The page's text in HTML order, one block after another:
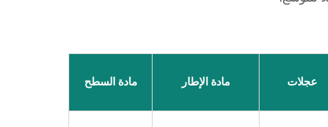
عجلات مادة الإطار مادة السطح